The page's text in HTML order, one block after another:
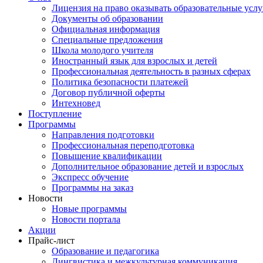
Лицензия на право оказывать образовательные
Документы об образовании
Официальная информация
Специальные предложения
Школа молодого учителя
Иностранный язык для взрослых и детей
Профессиональная деятельность в разных сферах
Политика безопасности платежей
Договор публичной оферты
Интехновед
Поступление
Программы
Направления подготовки
Профессиональная переподготовка
Повышение квалификации
Дополнительное образование детей и взрослых
Экспресс обучение
Программы на заказ
Новости
Новые программы
Новости портала
Акции
Прайс-лист
Образование и педагогика